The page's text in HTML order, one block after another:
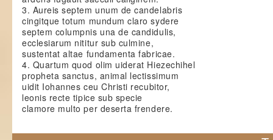
3. Aureis septem unum de candelabris
cingitque totum mundum claro sydere
septem columpnis una de candidulis,
ecclesiarum nititur sub culmine,
sustentat altae fundamenta fabricae.
4. Quartum quod olim uiderat Hiezechihel
propheta sanctus, animal lectissimum
uidit Iohannes ceu Christi recubitor,
leonis recte tipice sub specie
clamore multo per deserta frendere.